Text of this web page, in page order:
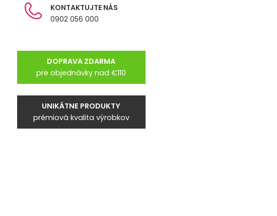
KONTAKTUJTE NÁS
0902 056 000
DOPRAVA ZDARMA
pre objednávky nad €110
UNIKÁTNE PRODUKTY
prémiová kvalita výrobkov